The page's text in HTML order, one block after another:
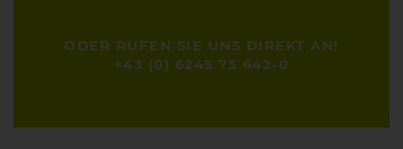
ODER RUFEN SIE UNS DIREKT AN!
+43 (0) 6245 75 642-0